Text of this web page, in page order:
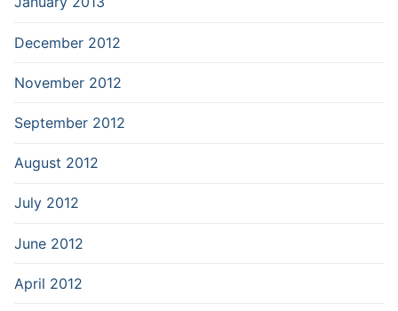
December 2012
November 2012
September 2012
August 2012
July 2012
June 2012
April 2012